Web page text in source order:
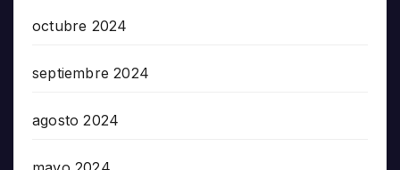
octubre 2024
septiembre 2024
agosto 2024